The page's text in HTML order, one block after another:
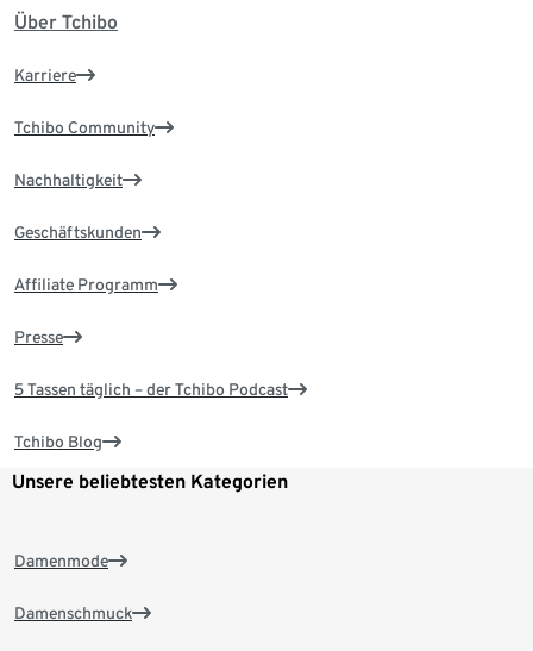
Über Tchibo
Karriere
Tchibo Community
Nachhaltigkeit
Geschäftskunden
Affiliate Programm
Presse
5 Tassen täglich – der Tchibo Podcast
Tchibo Blog
Unsere beliebtesten Kategorien
Damenmode
Damenschmuck